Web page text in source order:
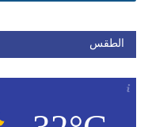
الطقس